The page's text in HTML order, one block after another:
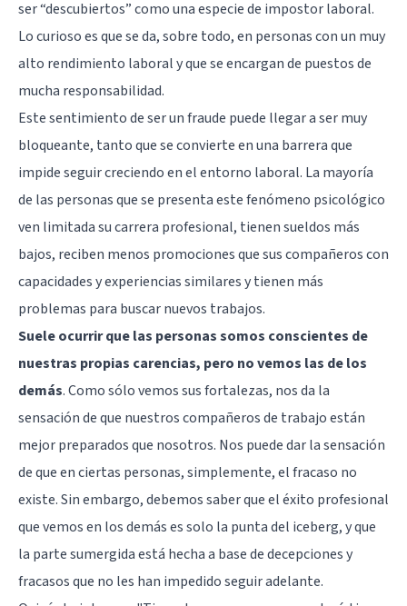
ser “descubiertos” como una especie de impostor laboral.
Lo curioso es que se da, sobre todo, en personas con un muy
alto rendimiento laboral y que se encargan de puestos de
mucha responsabilidad.
Este sentimiento de ser un fraude puede llegar a ser muy
bloqueante, tanto que se convierte en una barrera que
impide seguir creciendo en el entorno laboral. La mayoría
de las personas que se presenta este fenómeno psicológico
ven limitada su carrera profesional, tienen sueldos más
bajos, reciben menos promociones que sus compañeros con
capacidades y experiencias similares y tienen más
problemas para buscar nuevos trabajos.
Suele ocurrir que las personas somos conscientes de
nuestras propias carencias, pero no vemos las de los
demás. Como sólo vemos sus fortalezas, nos da la
sensación de que nuestros compañeros de trabajo están
mejor preparados que nosotros. Nos puede dar la sensación
de que en ciertas personas, simplemente, el fracaso no
existe. Sin embargo, debemos saber que el éxito profesional
que vemos en los demás es solo la punta del iceberg, y que
la parte sumergida está hecha a base de decepciones y
fracasos que no les han impedido seguir adelante.